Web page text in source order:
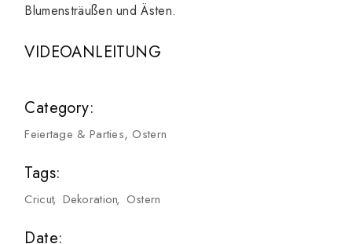
Blumensträußen und Ästen.
VIDEOANLEITUNG
Category:
Feiertage & Parties Ostern
Tags:
Cricut Dekoration Ostern
Date: